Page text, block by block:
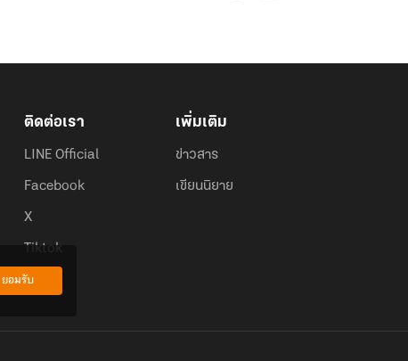
ติดต่อเรา
LINE Official
Facebook
X
Tiktok
เพิ่มเติม
ข่าวสาร
เขียนนิยาย
ยอมรับ